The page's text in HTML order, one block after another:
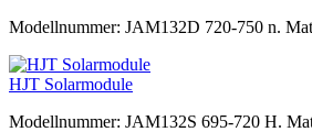
Modellnummer: JAM132D 720-750 n.
HJT Solarmodule
Modellnummer: JAM132S 695-720 H.